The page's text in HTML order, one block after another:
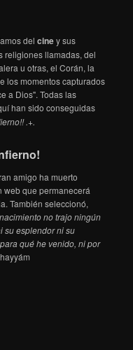
delciney sus
religiones llamadas, del
u otras, el Corán, la
los momentos capturados
a Dios". Todas las
han sido conseguidas
.+.
amigo ha muerto
web que permanecerá
También seleccionó,
no trajo ningún
su esplendor ni su
qué he venido, ni por